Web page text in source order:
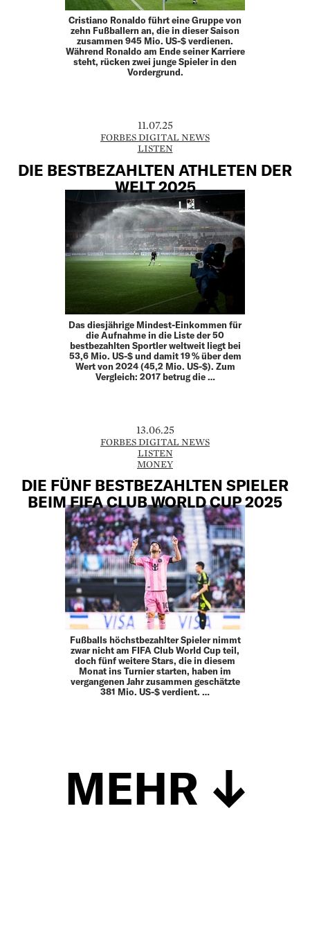
Cristiano Ronaldo führt eine Gruppe von
zehn Fußballern an, die in dieser Saison
zusammen 945 Mio. US-$ verdienen.
Während Ronaldo am Ende seiner Karriere
steht, rücken zwei junge Spieler in den
Vordergrund.
11.07.25
FORBES DIGITAL NEWS
LISTEN
DIE BESTBEZAHLTEN ATHLETEN DER
WELT 2025
Das diesjährige Mindest-Einkommen für
die Aufnahme in die Liste der 50
bestbezahlten Sportler weltweit liegt bei
53,6 Mio. US-$ und damit 19 % über dem
Wert von 2024 (45,2 Mio. US-$). Zum
Vergleich: 2017 betrug die …
13.06.25
FORBES DIGITAL NEWS
LISTEN
MONEY
DIE FÜNF BESTBEZAHLTEN SPIELER
BEIM FIFA CLUB WORLD CUP 2025
Fußballs höchstbezahlter Spieler nimmt
zwar nicht am FIFA Club World Cup teil,
doch fünf weitere Stars, die in diesem
Monat ins Turnier starten, haben im
vergangenen Jahr zusammen geschätzte
381 Mio. US-$ verdient. …
MEHR